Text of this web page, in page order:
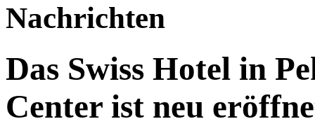
Nachrichten
Das Swiss Hotel in
Center ist neu